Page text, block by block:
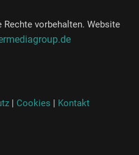
vorbehalten. Website
| Cookies | Kontakt